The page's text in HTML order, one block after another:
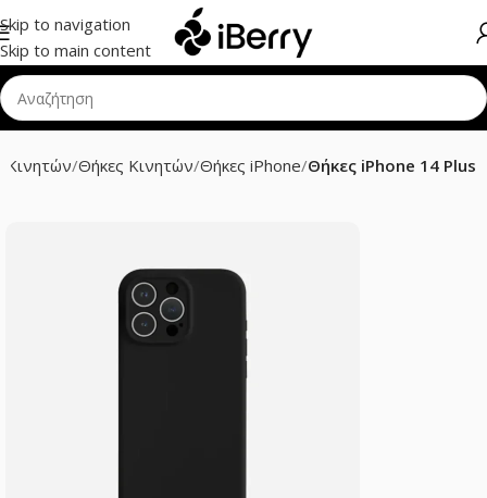
Skip to navigation
Skip to main content
Κινητών Θήκες Κινητών Θήκες iPhone Θήκες iPhone 14 Plus